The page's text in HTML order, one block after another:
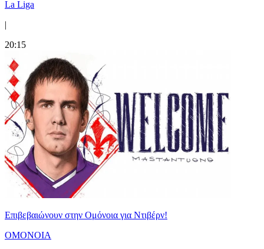
La Liga
|
20:15
Επιβεβαιώνουν στην Ομόνοια για Ντιβέρν!
ΟΜΟΝΟΙΑ